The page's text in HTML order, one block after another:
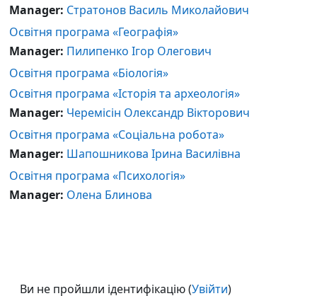
Manager: Стратонов Василь Миколайович
Освітня програма «Географія»
Manager: Пилипенко Ігор Олегович
Освітня програма «Біологія»
Освітня програма «Історія та археологія»
Manager: Черемісін Олександр Вікторович
Освітня програма «Соціальна робота»
Manager: Шапошникова Ірина Василівна
Освітня програма «Психологія»
Manager: Олена Блинова
Ви не пройшли ідентифікацію (Увійти)